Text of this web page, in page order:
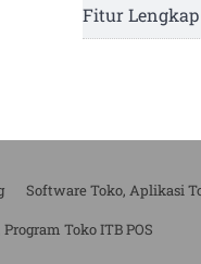
Fitur
Software Toko, Aplikasi
Toko ITB POS